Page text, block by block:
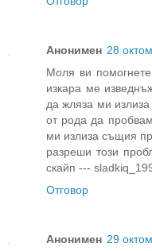
Анонимен 28
Моля ви
изкара ме
да жляза ми
от рода да
ми излиза същия
разреши този
скайп ---
Отговор
Анонимен 29